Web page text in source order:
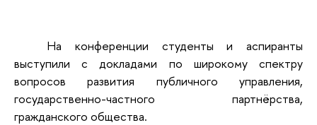
На конференции студенты и аспиранты
выступили с докладами по широкому спектру
вопросов развития публичного управления,
государственно-частного партнёрства,
гражданского общества.